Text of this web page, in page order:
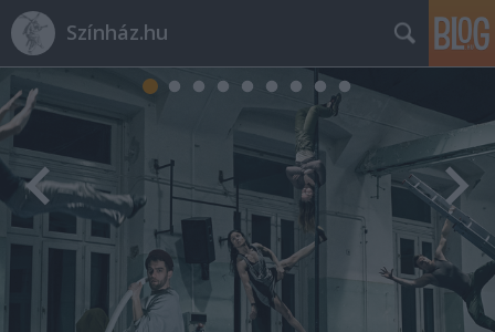
Színház.hu